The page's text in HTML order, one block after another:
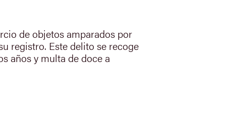
de objetos amparados por
registro. Este delito se recoge
años y multa de doce a